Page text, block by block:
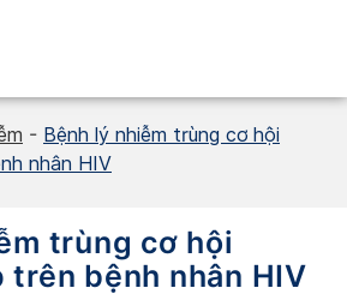
- Bệnh lý nhiễm trùng cơ hội
nhân HIV
trùng cơ hội
bệnh nhân HIV